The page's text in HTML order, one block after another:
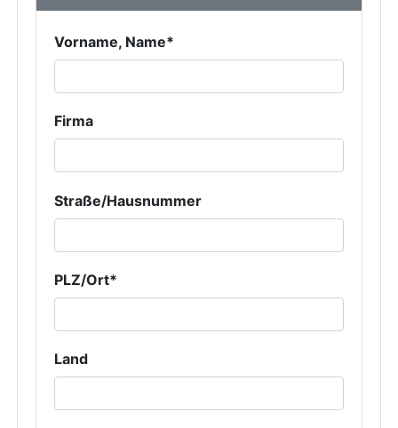
Vorname, Name*
Firma
Straße/Hausnummer
PLZ/Ort*
Land